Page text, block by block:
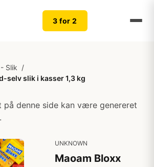
3 for 2
Slik /
selv slik i kasser 1,3 kg
på denne side kan være genereret
UNKNOWN
Maoam Bloxx